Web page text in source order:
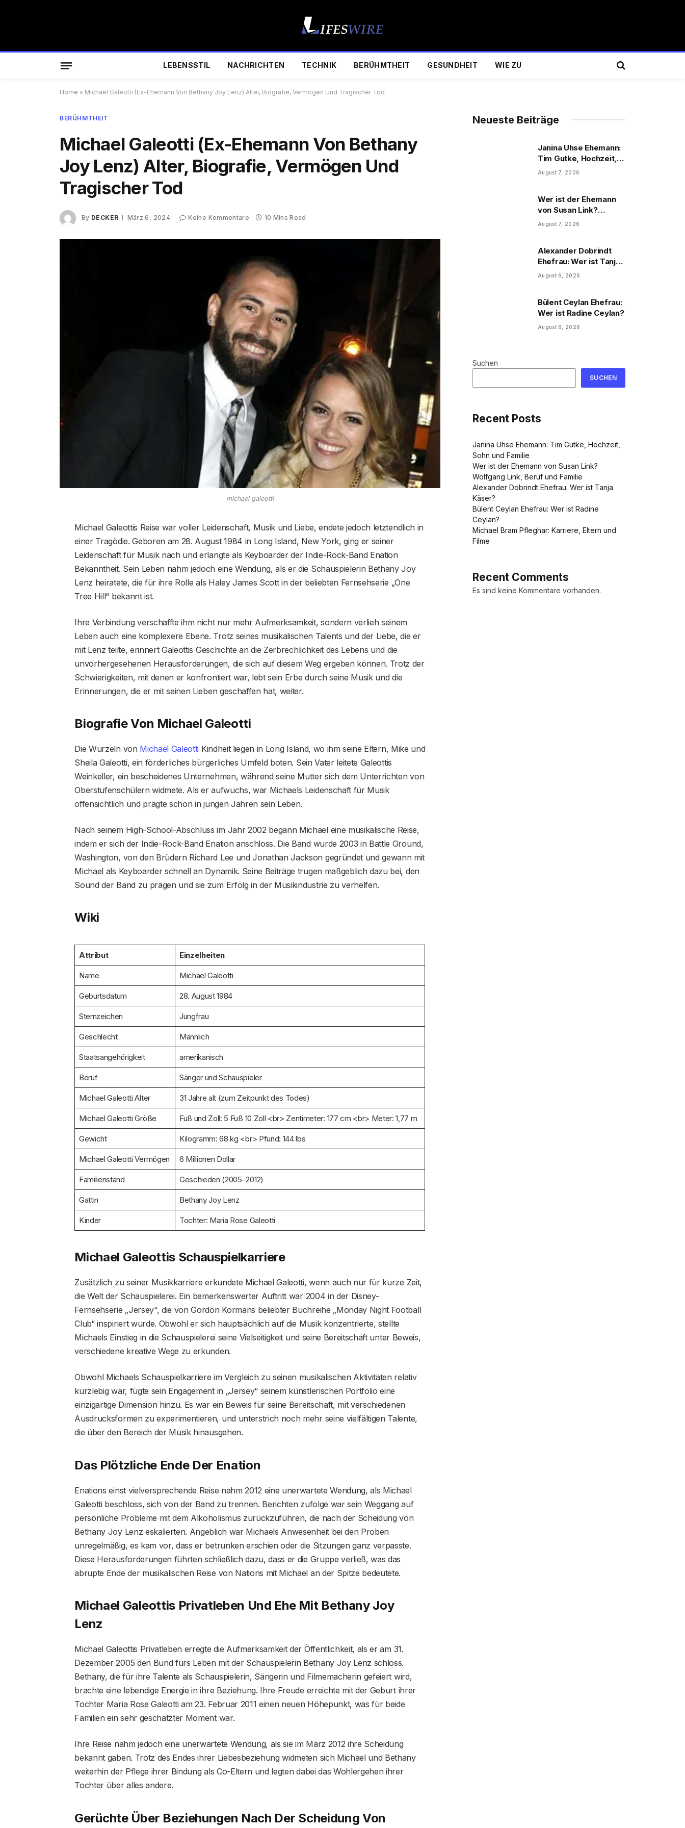
LEBENSSTIL NACHRICHTEN TECHNIK BERÜHMTHEIT GESUNDHEIT WIE ZU
Home » Michael Galeotti (Ex-Ehemann Von Bethany Joy Lenz) Alter, Biografie, Vermögen Und Tragischer Tod
BERÜHMTHEIT
Michael Galeotti (Ex-Ehemann Von Bethany
Joy Lenz) Alter, Biografie, Vermögen Und
Tragischer Tod
By DECKER März 6, 2024 Keine Kommentare 10 Mins Read
michael galeotti
Michael Galeottis Reise war voller Leidenschaft, Musik und Liebe, endete jedoch letztendlich in
einer Tragödie. Geboren am 28. August 1984 in Long Island, New York, ging er seiner
Leidenschaft für Musik nach und erlangte als Keyboarder der Indie-Rock-Band Enation
Bekanntheit. Sein Leben nahm jedoch eine Wendung, als er die Schauspielerin Bethany Joy
Lenz heiratete, die für ihre Rolle als Haley James Scott in der beliebten Fernsehserie „One
Tree Hill“ bekannt ist.
Ihre Verbindung verschaffte ihm nicht nur mehr Aufmerksamkeit, sondern verlieh seinem
Leben auch eine komplexere Ebene. Trotz seines musikalischen Talents und der Liebe, die er
mit Lenz teilte, erinnert Galeottis Geschichte an die Zerbrechlichkeit des Lebens und die
unvorhergesehenen Herausforderungen, die sich auf diesem Weg ergeben können. Trotz der
Schwierigkeiten, mit denen er konfrontiert war, lebt sein Erbe durch seine Musik und die
Erinnerungen, die er mit seinen Lieben geschaffen hat, weiter.
Biografie Von Michael Galeotti
Die Wurzeln von Michael Galeotti Kindheit liegen in Long Island, wo ihm seine Eltern, Mike und
Sheila Galeotti, ein förderliches bürgerliches Umfeld boten. Sein Vater leitete Galeottis
Weinkeller, ein bescheidenes Unternehmen, während seine Mutter sich dem Unterrichten von
Oberstufenschülern widmete. Als er aufwuchs, war Michaels Leidenschaft für Musik
offensichtlich und prägte schon in jungen Jahren sein Leben.
Nach seinem High-School-Abschluss im Jahr 2002 begann Michael eine musikalische Reise,
indem er sich der Indie-Rock-Band Enation anschloss. Die Band wurde 2003 in Battle Ground,
Washington, von den Brüdern Richard Lee und Jonathan Jackson gegründet und gewann mit
Michael als Keyboarder schnell an Dynamik. Seine Beiträge trugen maßgeblich dazu bei, den
Sound der Band zu prägen und sie zum Erfolg in der Musikindustrie zu verhelfen.
Wiki
Attribut Einzelheiten
Name Michael Galeotti
Geburtsdatum 28. August 1984
Sternzeichen Jungfrau
Geschlecht Männlich
Staatsangehörigkeit amerikanisch
Beruf Sänger und Schauspieler
Michael Galeotti Alter 31 Jahre alt (zum Zeitpunkt des Todes)
Michael Galeotti Größe Fuß und Zoll: 5 Fuß 10 Zoll <br> Zentimeter: 177 cm <br> Meter: 1,77 m
Gewicht Kilogramm: 68 kg <br> Pfund: 144 lbs
Michael Galeotti Vermögen 6 Millionen Dollar
Familienstand Geschieden (2005–2012)
Gattin Bethany Joy Lenz
Kinder Tochter: Maria Rose Galeotti
Michael Galeottis Schauspielkarriere
Zusätzlich zu seiner Musikkarriere erkundete Michael Galeotti, wenn auch nur für kurze Zeit,
die Welt der Schauspielerei. Ein bemerkenswerter Auftritt war 2004 in der Disney-
Fernsehserie „Jersey“, die von Gordon Kormans beliebter Buchreihe „Monday Night Football
Club“ inspiriert wurde. Obwohl er sich hauptsächlich auf die Musik konzentrierte, stellte
Michaels Einstieg in die Schauspielerei seine Vielseitigkeit und seine Bereitschaft unter Beweis,
verschiedene kreative Wege zu erkunden.
Obwohl Michaels Schauspielkarriere im Vergleich zu seinen musikalischen Aktivitäten relativ
kurzlebig war, fügte sein Engagement in „Jersey“ seinem künstlerischen Portfolio eine
einzigartige Dimension hinzu. Es war ein Beweis für seine Bereitschaft, mit verschiedenen
Ausdrucksformen zu experimentieren, und unterstrich noch mehr seine vielfältigen Talente,
die über den Bereich der Musik hinausgehen.
Das Plötzliche Ende Der Enation
Enations einst vielversprechende Reise nahm 2012 eine unerwartete Wendung, als Michael
Galeotti beschloss, sich von der Band zu trennen. Berichten zufolge war sein Weggang auf
persönliche Probleme mit dem Alkoholismus zurückzuführen, die nach der Scheidung von
Bethany Joy Lenz eskalierten. Angeblich war Michaels Anwesenheit bei den Proben
unregelmäßig, es kam vor, dass er betrunken erschien oder die Sitzungen ganz verpasste.
Diese Herausforderungen führten schließlich dazu, dass er die Gruppe verließ, was das
abrupte Ende der musikalischen Reise von Nations mit Michael an der Spitze bedeutete.
Michael Galeottis Privatleben Und Ehe Mit Bethany Joy
Lenz
Michael Galeottis Privatleben erregte die Aufmerksamkeit der Öffentlichkeit, als er am 31.
Dezember 2005 den Bund fürs Leben mit der Schauspielerin Bethany Joy Lenz schloss.
Bethany, die für ihre Talente als Schauspielerin, Sängerin und Filmemacherin gefeiert wird,
brachte eine lebendige Energie in ihre Beziehung. Ihre Freude erreichte mit der Geburt ihrer
Tochter Maria Rose Galeotti am 23. Februar 2011 einen neuen Höhepunkt, was für beide
Familien ein sehr geschätzter Moment war.
Ihre Reise nahm jedoch eine unerwartete Wendung, als sie im März 2012 ihre Scheidung
bekannt gaben. Trotz des Endes ihrer Liebesbeziehung widmeten sich Michael und Bethany
weiterhin der Pflege ihrer Bindung als Co-Eltern und legten dabei das Wohlergehen ihrer
Tochter über alles andere.
Gerüchte Über Beziehungen Nach Der Scheidung Von
Neueste Beiträge
Janina Uhse Ehemann:
Tim Gutke, Hochzeit,
Sohn und Familie
August 7, 2026
Wer ist der Ehemann
von Susan Link?
Wolfgang Link, Beruf
August 7, 2026
Alexander Dobrindt
Ehefrau: Wer ist Tanja
Käser?
August 6, 2026
Bülent Ceylan Ehefrau:
Wer ist Radine Ceylan?
August 6, 2026
Suchen
SUCHEN
Recent Posts
Janina Uhse Ehemann: Tim Gutke, Hochzeit,
Sohn und Familie
Wer ist der Ehemann von Susan Link?
Wolfgang Link, Beruf und Familie
Alexander Dobrindt Ehefrau: Wer ist Tanja
Käser?
Bülent Ceylan Ehefrau: Wer ist Radine
Ceylan?
Michael Bram Pfleghar: Karriere, Eltern und
Filme
Recent Comments
Es sind keine Kommentare vorhanden.